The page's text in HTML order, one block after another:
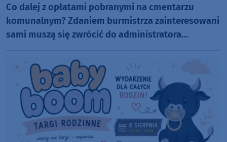
Co dalej z opłatami pobranymi na cmentarzu
komunalnym? Zdaniem burmistrza zainteresowani
sami muszą się zwrócić do administratora